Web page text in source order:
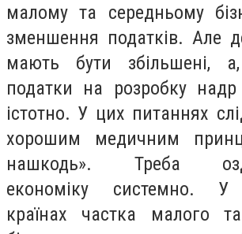
малому та середньому
зменшення податків. Але
мають бути збільшені,
податки на розробку надр
істотно. У цих питаннях
хорошим медичним
нашкодь». Треба
економіку системно. У
країнах частка малого